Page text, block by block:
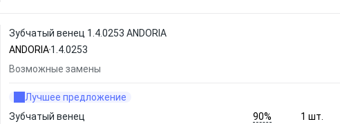
Зубчатый венец 1.4.0253 ANDORIA
ANDORIA1.4.0253
Возможные замены
Лучшее предложение
Зубчатый венец
90% 1 шт.